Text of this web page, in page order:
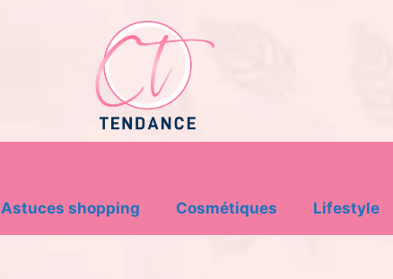
Astuces shopping Cosmétiques Lifestyle